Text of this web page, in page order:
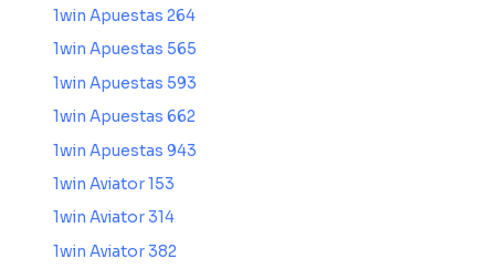
1win Apuestas 264
1win Apuestas 565
1win Apuestas 593
1win Apuestas 662
1win Apuestas 943
1win Aviator 153
1win Aviator 314
1win Aviator 382